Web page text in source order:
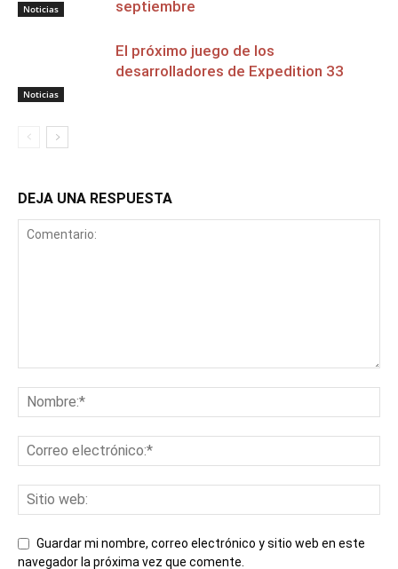
Noticias
septiembre
Noticias
El próximo juego de los
desarrolladores de Expedition 33
DEJA UNA RESPUESTA
Guardar mi nombre, correo electrónico y sitio web en este
navegador la próxima vez que comente.